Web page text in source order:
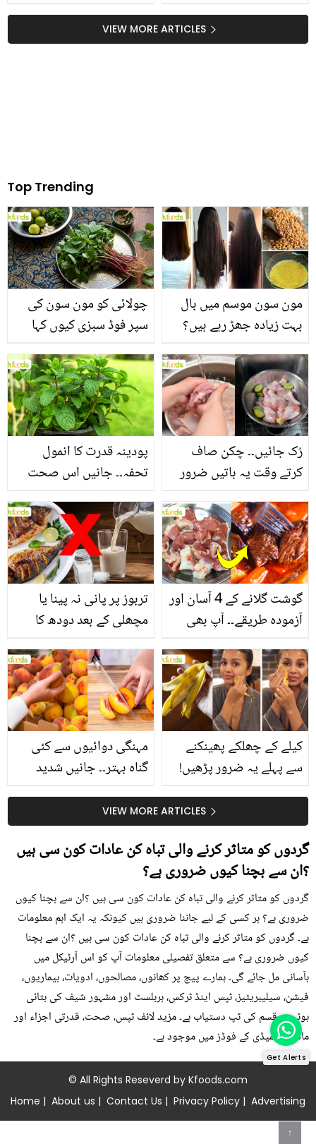
پھینکیں نہیں بلکہ چہرے
پر بتائے گئے طریقے سے
VIEW MORE ARTICLES
Top Trending
چولائی کو مون سون کی
سپر فوڈ سبزی کیوں کہا
منرلز اور اینٹی آکسیڈنٹس
سے بھرپور اس سبزی کے
فائدے
مون سون موسم میں بال
بہت زیادہ جھڑ رہے ہیں؟
بنانے کے چند قدرتی طریقے
پودینہ قدرت کا انمول
تحفہ۔۔ جانیں اس صحت
انگیز طبی فوائد
رُک جائیں۔۔ چکن صاف
کرتے وقت یہ باتیں ضرور
تربوز پر پانی نہ پینا یا
مچھلی کے بعد دودھ کا
سے متعلق غلط فہمیوں کی
حقیقت کیا ہے اور افواہ
کیا؟
گوشت گلانے کے 4 آسان اور
آزمودہ طریقے۔۔ آپ بھی
بتائے راز
مہنگی دوائیوں سے کئی
گناہ بہتر۔۔ جانیں شدید
کیوں کھانا چاہیے؟
کیلے کے چھلکے پھینکنے
سے پہلے یہ ضرور پڑھیں!
سستا اور قدرتی حلVIEW MORE ARTICLES
گردوں کو متاثر کرنے والی تباہ کن عادات کون سی ہیں
؟ان سے بچنا کیوں ضروری ہے؟
گردوں کو متاثر کرنے والی تباہ کن عادات کون سی ہیں ؟ان سے بچنا کیوں
ضروری ہے؟ ہر کسی کے لیے جاننا ضروری ہیں کیونکہ یہ ایک اہم معلومات
ہے۔ گردوں کو متاثر کرنے والی تباہ کن عادات کون سی ہیں ؟ان سے بچنا
کیوں ضروری ہے؟ سے متعلق تفصیلی معلومات آپ کو اس آرٹیکل میں
بآسانی مل جائے گی۔ ہمارے پیج پر کھانوں، مصالحوں، ادویات، بیماریوں،
فیشن، سیلیبریٹیز، ٹپس اینڈ ٹرکس، ہربلسٹ اور مشہور شیف کی بتائی
ہوئی ہر قسم کی ٹپ دستیاب ہے۔ مزید لائف ٹپس، صحت، قدرتی اجزاء اور
ماڈرن ریمیڈی کے فوڈز میں موجود ہے۔
© All Rights Reseverd by Kfoods.com
Home | About us | Contact Us | Privacy Policy | Advertising
↑
Get Alerts